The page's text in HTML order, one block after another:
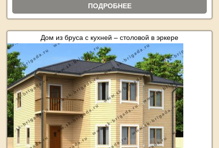
ПОДРОБНЕЕ
Дом из бруса с кухней – столовой в эркере